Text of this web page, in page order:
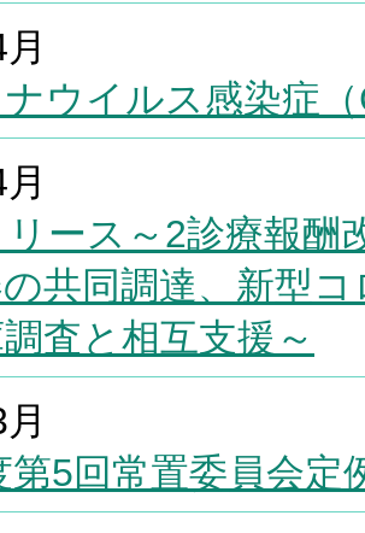
ウイルス感染症
ース～2診療報酬
共同調達、新型
査と相互支援～
第5回常置委員会